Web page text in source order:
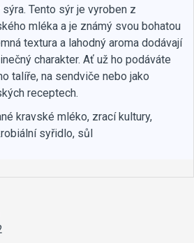
Tento sýr je vyroben z
mléka a je známý svou bohatou
textura a lahodný aroma dodávají
charakter. Ať už ho podáváte
talíře, na sendviče nebo jako
receptech.
kravské mléko, zrací kultury,
syřidlo, sůl